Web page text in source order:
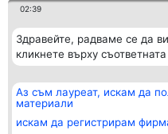
02:39
Здравейте, радваме се да
кликнете върху
Аз съм лауреат, искам да
материали
искам да регистрирам
Организатор на
класиране
Beautiful Company S.R.L.
Sus Nr. 2, Bl. A30, Sc. A, Et.
4, Ap. 13
București 53-238
CUI 36737675